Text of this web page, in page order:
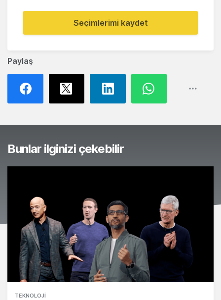
Paylaş
Seçimlerimi kaydet
Bunlar ilginizi çekebilir
TEKNOLOJI